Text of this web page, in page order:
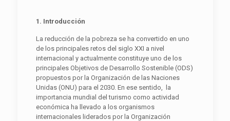
1. Introducción
La reducción de la pobreza se ha convertido en uno
de los principales retos del siglo XXI a nivel
internacional y actualmente constituye uno de los
principales Objetivos de Desarrollo Sostenible (ODS)
propuestos por la Organización de las Naciones
Unidas (ONU) para el 2030. En ese sentido, la
importancia mundial del turismo como actividad
económica ha llevado a los organismos
internacionales liderados por la Organización